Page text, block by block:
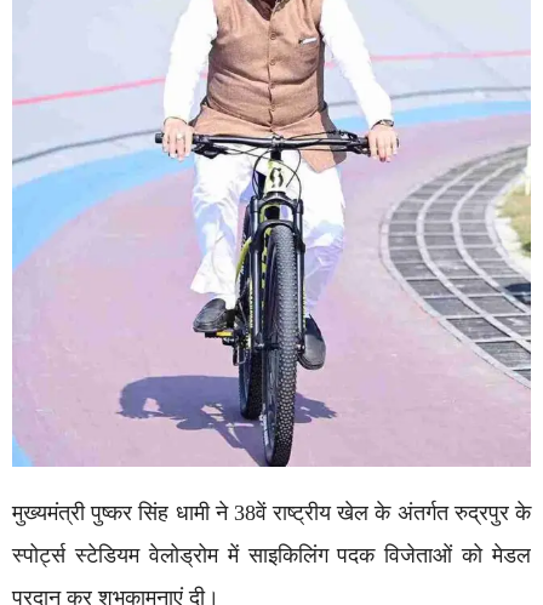
मुख्यमंत्री पुष्कर सिंह धामी ने 38वें राष्ट्रीय खेल के अंतर्गत रुद्रपुर के
स्पोर्ट्स स्टेडियम वेलोड्रोम में साइकिलिंग पदक विजेताओं को मेडल
प्रदान कर शुभकामनाएं दी।